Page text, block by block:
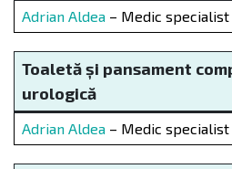
Adrian Aldea – Medic specialist
Toaletă și pansament
urologică
Adrian Aldea – Medic specialist